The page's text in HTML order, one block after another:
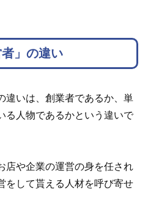
者」の違い
違いは、創業者であるか、単
る人物であるかという違いで
店や企業の運営の身を任され
をして貰える人材を呼び寄せ